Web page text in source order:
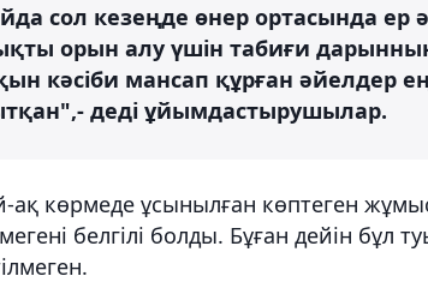
сол кезеңде өнер ортасында ер
орын алу үшін табиғи дарынның
кәсіби мансап құрған әйелдер
деді ұйымдастырушылар.
ақ көрмеде ұсынылған көптеген
белгілі болды. Бұған дейін